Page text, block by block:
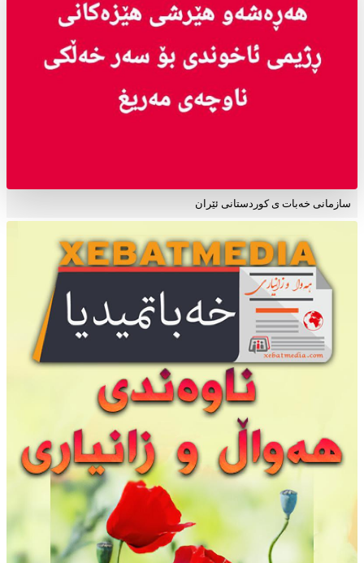
سازمانی خەبات ی کوردستانی ئێران